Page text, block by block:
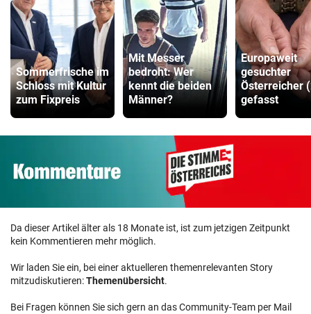
Sommerfrische im
Schloss mit Kultur
zum Fixpreis
Mit Messer
bedroht: Wer
kennt die beiden
Männer?
Europaweit
gesuchter
Österreicher
gefasst
Da dieser Artikel älter als 18 Monate ist, ist zum jetzigen Zeitpunkt
kein Kommentieren mehr möglich.
Wir laden Sie ein, bei einer aktuelleren themenrelevanten Story
mitzudiskutieren:Themenübersicht.
Bei Fragen können Sie sich gern an das Community-Team per Mail